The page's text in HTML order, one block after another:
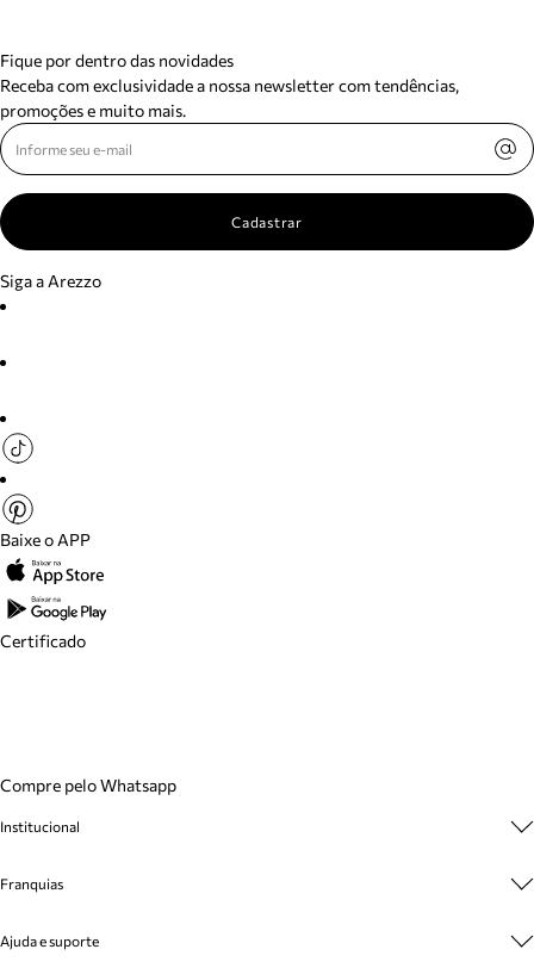
Fique por dentro das novidades
Receba com exclusividade a nossa newsletter com tendências,
promoções e muito mais.
Cadastrar
Siga a Arezzo
Baixe o APP
Certificado
Compre pelo Whatsapp
Institucional
Cashback
Venda Corporativa
Franquias
Plano de Negócio
Ajuda e suporte